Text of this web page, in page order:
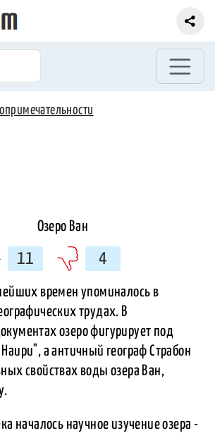
11 4
времен упоминалось в
трудах. В
озеро фигурирует под
а античный географ Страбон
свойствах воды озера Ван,
началось научное изучение озера -